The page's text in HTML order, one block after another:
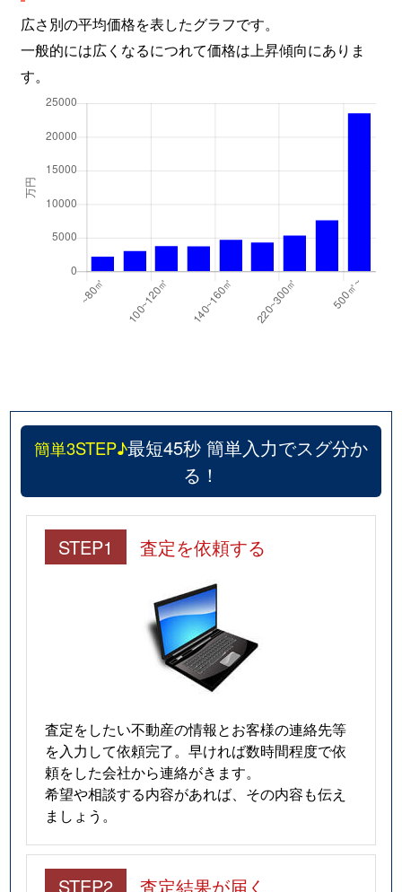
広さ別の平均価格を表したグラフです。
一般的には広くなるにつれて価格は上昇傾向にありま
す。
簡単3STEP♪最短45秒 簡単入力でスグ分か
る！
STEP1 査定を依頼する
査定をしたい不動産の情報とお客様の連絡先等
を入力して依頼完了。早ければ数時間程度で依
頼をした会社から連絡がきます。
希望や相談する内容があれば、その内容も伝え
ましょう。
STEP2 査定結果が届く